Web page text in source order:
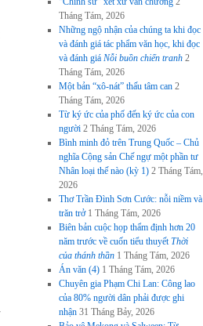
Tháng Tám, 2026
Những ngộ nhận của chúng ta khi đọc
và đánh giá tác phẩm văn học, khi đọc
và đánh giá Nỗi buồn chiến tranh 2
Tháng Tám, 2026
Một bản “xô-nát” thấu tâm can 2
Tháng Tám, 2026
Từ ký ức của phố đến ký ức của con
người 2 Tháng Tám, 2026
Bình minh đỏ trên Trung Quốc – Chủ
nghĩa Cộng sản Chế ngự một phần tư
Nhân loại thế nào (kỳ 1) 2 Tháng Tám,
2026
Thơ Trần Đình Sơn Cước: nỗi niềm và
trăn trở 1 Tháng Tám, 2026
Biên bản cuộc họp thẩm định hơn 20
năm trước về cuốn tiểu thuyếtThời
của thánh thần 1 Tháng Tám, 2026
Án văn (4) 1 Tháng Tám, 2026
Chuyên gia Phạm Chi Lan: Công lao
của 80% người dân phải được ghi
nhận 31 Tháng Bảy, 2026